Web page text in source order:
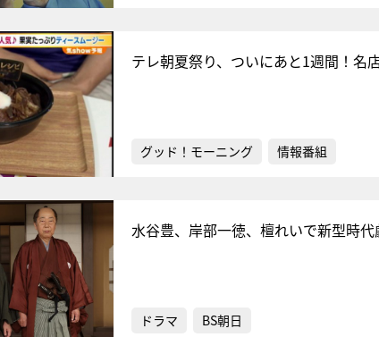
テレ朝夏祭り、ついにあと1週間！名
グッド！モーニング 情報番組
水谷豊、岸部一徳、檀れいで新型時
ドラマ BS朝日